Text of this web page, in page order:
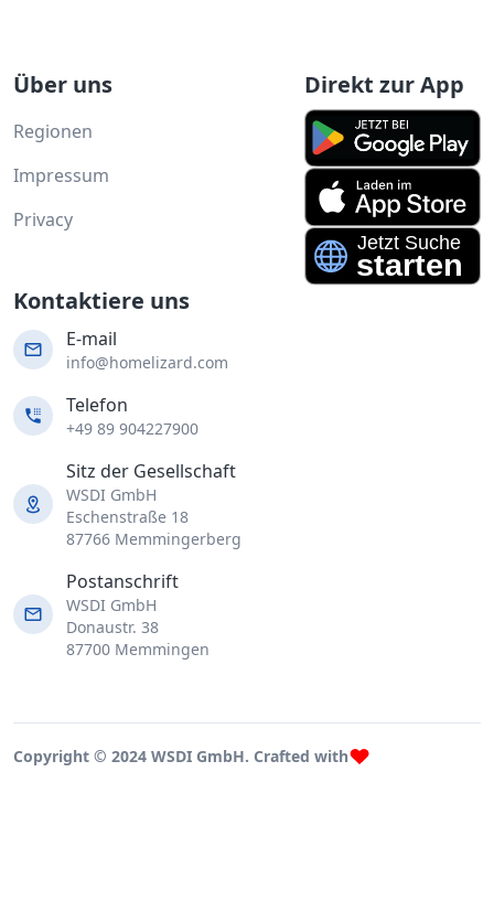
Über uns
Regionen
Impressum
Privacy
Direkt zur App
Kontaktiere uns
E-mail
info@homelizard.com
Telefon
+49 89 904227900
Sitz der Gesellschaft
WSDI GmbH
Eschenstraße 18
87766 Memmingerberg
Postanschrift
WSDI GmbH
Donaustr. 38
87700 Memmingen
Copyright © 2024 WSDI GmbH. Crafted with